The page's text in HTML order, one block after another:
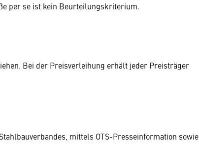
per se ist kein Beurteilungskriterium.
Bei der Preisverleihung erhält jeder Preisträger
mittels OTS-Presseinformation sowie